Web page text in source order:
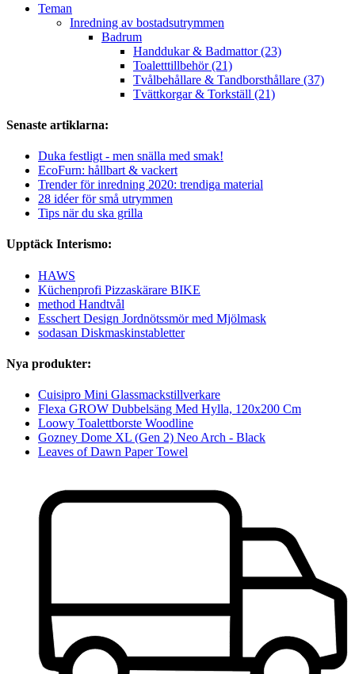
Teman
Inredning av bostadsutrymmen
Badrum
Handdukar & Badmattor (23)
Toaletttillbehör (21)
Tvålbehållare & Tandborsthållare (37)
Tvättkorgar & Torkställ (21)
Senaste artiklarna:
Duka festligt - men snälla med smak!
EcoFurn: hållbart & vackert
Trender för inredning 2020: trendiga material
28 idéer för små utrymmen
Tips när du ska grilla
Upptäck Interismo:
HAWS
Küchenprofi Pizzaskärare BIKE
method Handtvål
Esschert Design Jordnötssmör med Mjölmask
sodasan Diskmaskinstabletter
Nya produkter:
Cuisipro Mini Glassmackstillverkare
Flexa GROW Dubbelsäng Med Hylla, 120x200 Cm
Loowy Toalettborste Woodline
Gozney Dome XL (Gen 2) Neo Arch - Black
Leaves of Dawn Paper Towel